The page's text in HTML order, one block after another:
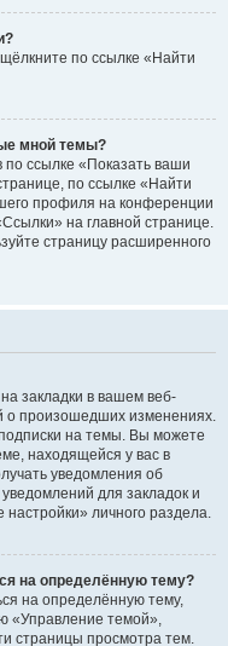
по ссылке «Найти
мной темы?
ссылке «Показать ваши
по ссылке «Найти
профиля на конференции
на главной странице.
страницу расширенного
закладки в вашем веб-
о произошедших изменениях.
на темы. Вы можете
находящейся у вас в
уведомления об
для закладок и
личного раздела.
на определённую тему?
на определённую тему,
«Управление темой»,
страницы просмотра тем.